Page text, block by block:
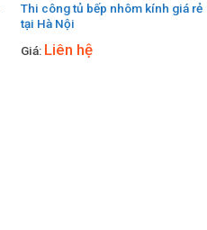
Thi công tủ bếp nhôm kính giá rẻ
tại Hà Nội
Giá: Liên hệ